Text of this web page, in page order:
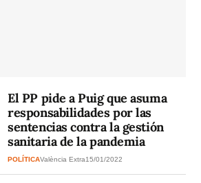
El PP pide a Puig que asuma
responsabilidades por las
sentencias contra la gestión
sanitaria de la pandemia
POLÍTICAValència Extra15/01/2022